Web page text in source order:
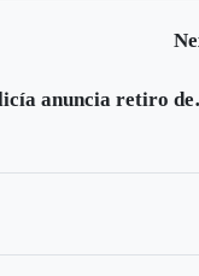
Policía